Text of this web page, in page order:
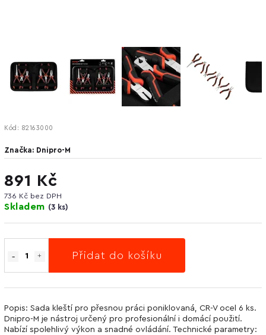
Kód: 82163000
Značka: Dnipro-M
891 Kč
736 Kč bez DPH
Skladem (3 ks)
Přidat do košíku
Popis: Sada kleští pro přesnou práci poniklovaná, CR-V ocel 6 ks.
Dnipro-M je nástroj určený pro profesionální i domácí použití.
Nabízí spolehlivý výkon a snadné ovládání. Technické parametry: